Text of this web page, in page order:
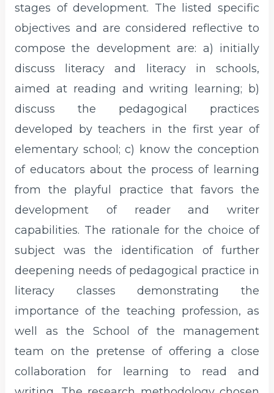
stages of development. The listed specific
objectives and are considered reflective to
compose the development are: a) initially
discuss literacy and literacy in schools,
aimed at reading and writing learning; b)
discuss the pedagogical practices
developed by teachers in the first year of
elementary school; c) know the conception
of educators about the process of learning
from the playful practice that favors the
development of reader and writer
capabilities. The rationale for the choice of
subject was the identification of further
deepening needs of pedagogical practice in
literacy classes demonstrating the
importance of the teaching profession, as
well as the School of the management
team on the pretense of offering a close
collaboration for learning to read and